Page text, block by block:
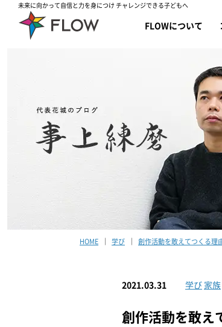
未来に向かって自信と力を身につけ チャレンジできる子どもへ
FLOWについて
HOME 学び 創作活動を敢えてつくる理
2021.03.31 学び 家族
創作活動を敢え